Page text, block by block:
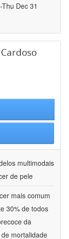
Dec 31
multimodais
de pele
mais comum
30% de todos
da
mortalidade